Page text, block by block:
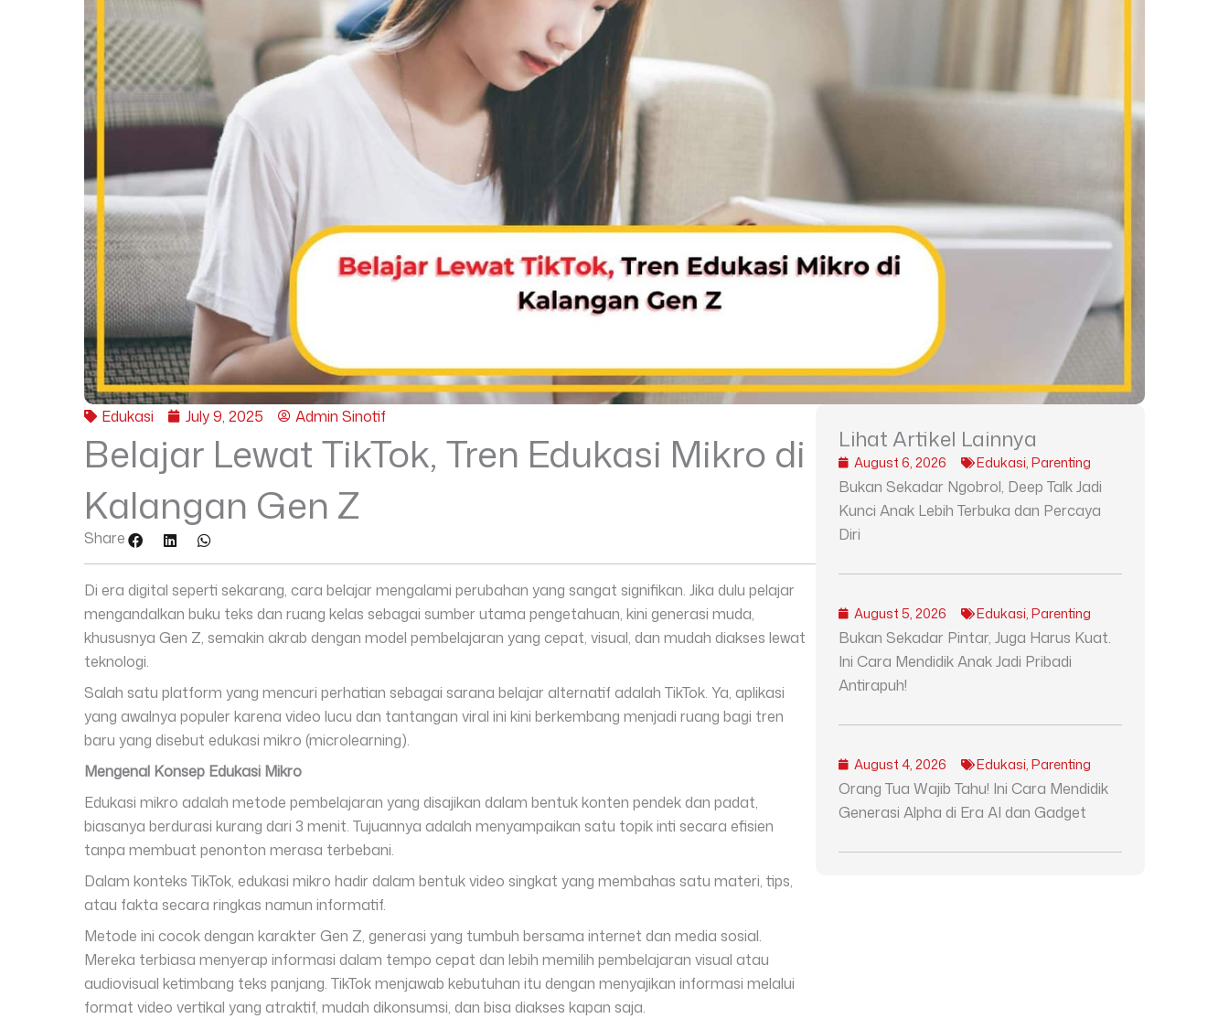
Edukasi July 9, 2025 Admin Sinotif
Belajar Lewat TikTok, Tren Edukasi Mikro di
Kalangan Gen Z
Share
Di era digital seperti sekarang, cara belajar mengalami perubahan yang sangat signifikan. Jika dulu pelajar
mengandalkan buku teks dan ruang kelas sebagai sumber utama pengetahuan, kini generasi muda,
khususnya Gen Z, semakin akrab dengan model pembelajaran yang cepat, visual, dan mudah diakses lewat
teknologi.
Salah satu platform yang mencuri perhatian sebagai sarana belajar alternatif adalah TikTok. Ya, aplikasi
yang awalnya populer karena video lucu dan tantangan viral ini kini berkembang menjadi ruang bagi tren
baru yang disebut edukasi mikro (microlearning).
Mengenal Konsep Edukasi Mikro
Edukasi mikro adalah metode pembelajaran yang disajikan dalam bentuk konten pendek dan padat,
biasanya berdurasi kurang dari 3 menit. Tujuannya adalah menyampaikan satu topik inti secara efisien
tanpa membuat penonton merasa terbebani.
Dalam konteks TikTok, edukasi mikro hadir dalam bentuk video singkat yang membahas satu materi, tips,
atau fakta secara ringkas namun informatif.
Metode ini cocok dengan karakter Gen Z, generasi yang tumbuh bersama internet dan media sosial.
Mereka terbiasa menyerap informasi dalam tempo cepat dan lebih memilih pembelajaran visual atau
audiovisual ketimbang teks panjang. TikTok menjawab kebutuhan itu dengan menyajikan informasi melalui
format video vertikal yang atraktif, mudah dikonsumsi, dan bisa diakses kapan saja.
Lihat Artikel Lainnya
August 6, 2026 Edukasi,Parenting
Bukan Sekadar Ngobrol, Deep Talk Jadi
Kunci Anak Lebih Terbuka dan Percaya
Diri
August 5, 2026 Edukasi,Parenting
Bukan Sekadar Pintar, Juga Harus Kuat.
Ini Cara Mendidik Anak Jadi Pribadi
Antirapuh!
August 4, 2026 Edukasi,Parenting
Orang Tua Wajib Tahu! Ini Cara Mendidik
Generasi Alpha di Era AI dan Gadget